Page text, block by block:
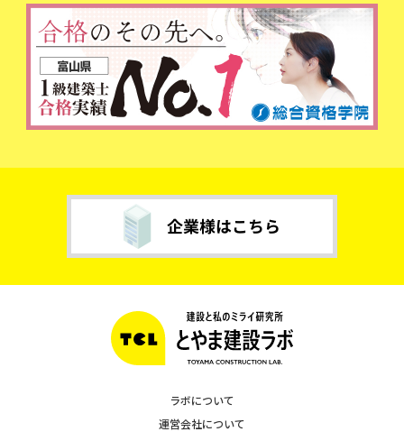
ラボについて
運営会社について